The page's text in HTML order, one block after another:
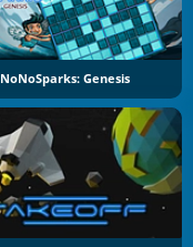
NoNoSparks: Genesis